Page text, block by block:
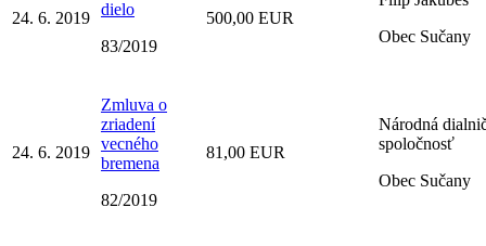
24. 6. 2019 dielo
83/2019
500,00 EUR
Obec Sučany
24. 6. 2019
Zmluva o
zriadení
vecného
bremena
82/2019
81,00 EUR
Národná
spoločnosť
Obec Sučany